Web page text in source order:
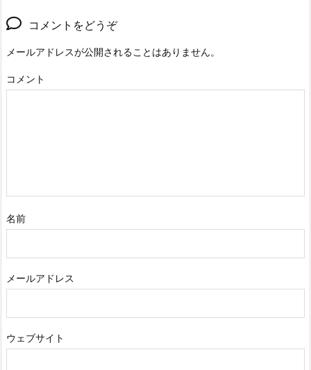
コメントをどうぞ
メールアドレスが公開されることはありません。
コメント
名前
メールアドレス
ウェブサイト